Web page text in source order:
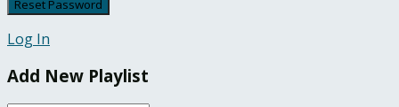
Log In
Add New Playlist